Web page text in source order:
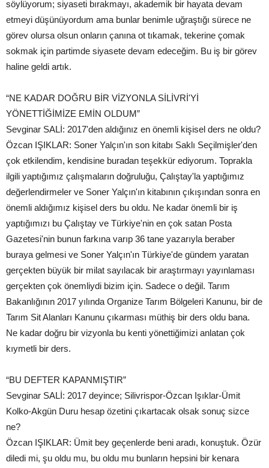
söylüyorum; siyaseti bırakmayı, akademik bir hayata devam
etmeyi düşünüyordum ama bunlar benimle uğraştığı sürece ne
görev olursa olsun onların çanına ot tıkamak, tekerine çomak
sokmak için partimde siyasete devam edeceğim. Bu iş bir görev
haline geldi artık.
“NE KADAR DOĞRU BİR VİZYONLA SİLİVRİ'Yİ
YÖNETTİĞİMİZE EMİN OLDUM”
Sevginar SALİ: 2017'den aldığınız en önemli kişisel ders ne oldu?
Özcan IŞIKLAR: Soner Yalçın'ın son kitabı Saklı Seçilmişler'den
çok etkilendim, kendisine buradan teşekkür ediyorum. Toprakla
ilgili yaptığımız çalışmaların doğruluğu, Çalıştay'la yaptığımız
değerlendirmeler ve Soner Yalçın'ın kitabının çıkışından sonra en
önemli aldığımız kişisel ders bu oldu. Ne kadar önemli bir iş
yaptığımızı bu Çalıştay ve Türkiye'nin en çok satan Posta
Gazetesi'nin bunun farkına varıp 36 tane yazarıyla beraber
buraya gelmesi ve Soner Yalçın'ın Türkiye'de gündem yaratan
gerçekten büyük bir milat sayılacak bir araştırmayı yayınlaması
gerçekten çok önemliydi bizim için. Sadece o değil. Tarım
Bakanlığının 2017 yılında Organize Tarım Bölgeleri Kanunu, bir de
Tarım Sit Alanları Kanunu çıkarması müthiş bir ders oldu bana.
Ne kadar doğru bir vizyonla bu kenti yönettiğimizi anlatan çok
kıymetli bir ders.
“BU DEFTER KAPANMIŞTIR”
Sevginar SALİ: 2017 deyince; Silivrispor-Özcan Işıklar-Ümit
Kolko-Akgün Duru hesap özetini çıkartacak olsak sonuç sizce
ne?
Özcan IŞIKLAR: Ümit bey geçenlerde beni aradı, konuştuk. Özür
diledi mi, şu oldu mu, bu oldu mu bunların hepsini bir kenara